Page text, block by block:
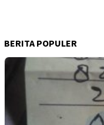
BERITA POPULER